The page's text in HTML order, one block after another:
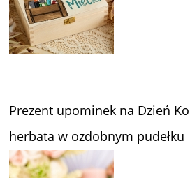
Prezent upominek na Dzień
herbata w ozdobnym pudełku